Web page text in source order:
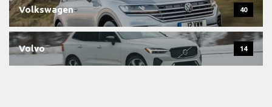
Volkswagen 40
Volvo 14